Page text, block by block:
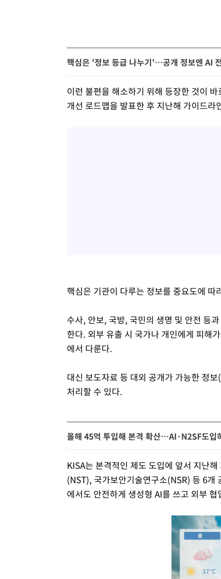
핵심은 '정보 등급 나누기'…공개 정보엔 AI
이런 불편을 해소하기 위해 등장한 것이
개선 로드맵을 발표한 후 지난해 가이드
핵심은 기관이 다루는 정보를 중요도에
수사, 안보, 국방, 국민의 생명 및 안전 등
한다. 외부 유출 시 국가나 개인에게 피해
에서 다룬다.
대신 보도자료 등 대외 공개가 가능한 정
처리할 수 있다.
올해 45억 투입해 본격 확산…AI·N2SF도입
KISA는 본격적인 제도 도입에 앞서 지난
(NST), 국가보안기술연구소(NSR) 등 6개
에서도 안전하게 생성형 AI를 쓰고 외부